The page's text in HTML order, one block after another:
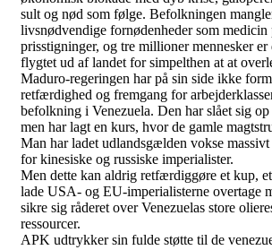
sult og nød som følge. Befolkningen
livsnødvendige fornødenheder som medicin
prisstigninger, og tre millioner mennesker er
flygtet ud af landet for simpelthen at at
Maduro-regeringen har på sin side ikke
retfærdighed og fremgang for
befolkning i Venezuela. Den har slået sig
men har lagt en kurs, hvor de gamle
Man har ladet udlandsgælden vokse
for kinesiske og russiske imperialister.
Men dette kan aldrig retfærdiggøre et kup,
lade USA- og EU-imperialisterne overtage
sikre sig råderet over Venezuelas store
ressourcer.
APK udtrykker sin fulde støtte til de